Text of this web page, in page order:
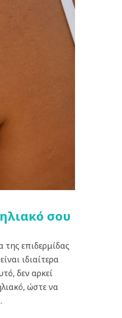
σου
επιδερμίδας
ιδιαίτερα
δεν αρκεί
ώστε να